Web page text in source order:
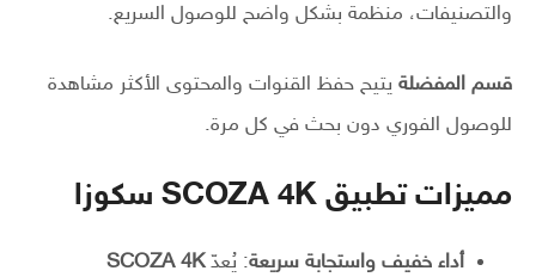
والتصنيفات، منظمة بشكل واضح للوصول السريع.
قسم المفضلة يتيح حفظ القنوات والمحتوى الأكثر مشاهدة
للوصول الفوري دون بحث في كل مرة.
مميزات تطبيق SCOZA 4K سكوزا
أداء خفيف واستجابة سريعة: يُعدّSCOZA 4K